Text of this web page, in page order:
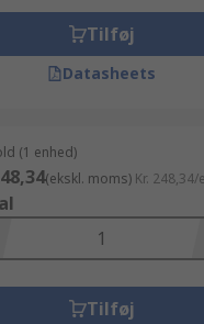
Tilføj
Datasheets
(1 enhed)
(ekskl. moms) Kr. 248,34/
Tilføj